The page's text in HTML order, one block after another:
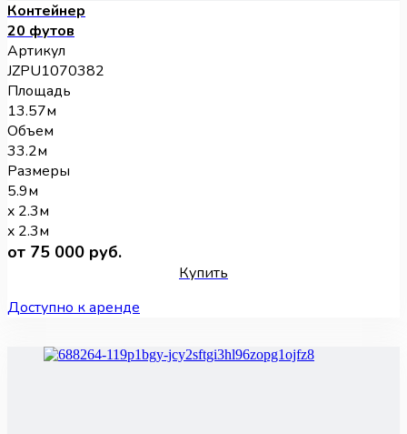
Контейнер
20 футов
Артикул
JZPU1070382
Площадь
13.57м
Объем
33.2м
Размеры
5.9м
x 2.3м
x 2.3м
от 75 000 руб.
Купить
Доступно к аренде